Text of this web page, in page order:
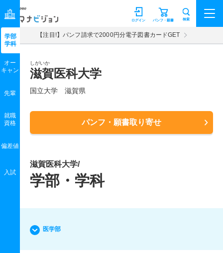
マナビジョン パンフ・願書
ログイン 検索
【注目!】パンフ請求で2000円分電子図書カードGET
しがいか
滋賀医科大学
国立大学 滋賀県
パンフ・願書取り寄せ
学部
学科
オー
キャン
先輩
就職
資格
偏差値
入試
滋賀医科大学/
学部・学科
医学部